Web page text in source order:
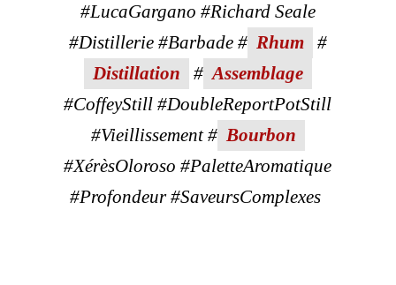
#LucaGargano #Richard Seale
#Distillerie #Barbade # Rhum
#
Distillation
# Assemblage
#CoffeyStill #DoubleReportPotStill
#Vieillissement # Bourbon
#XérèsOloroso #PaletteAromatique
#Profondeur #SaveursComplexes